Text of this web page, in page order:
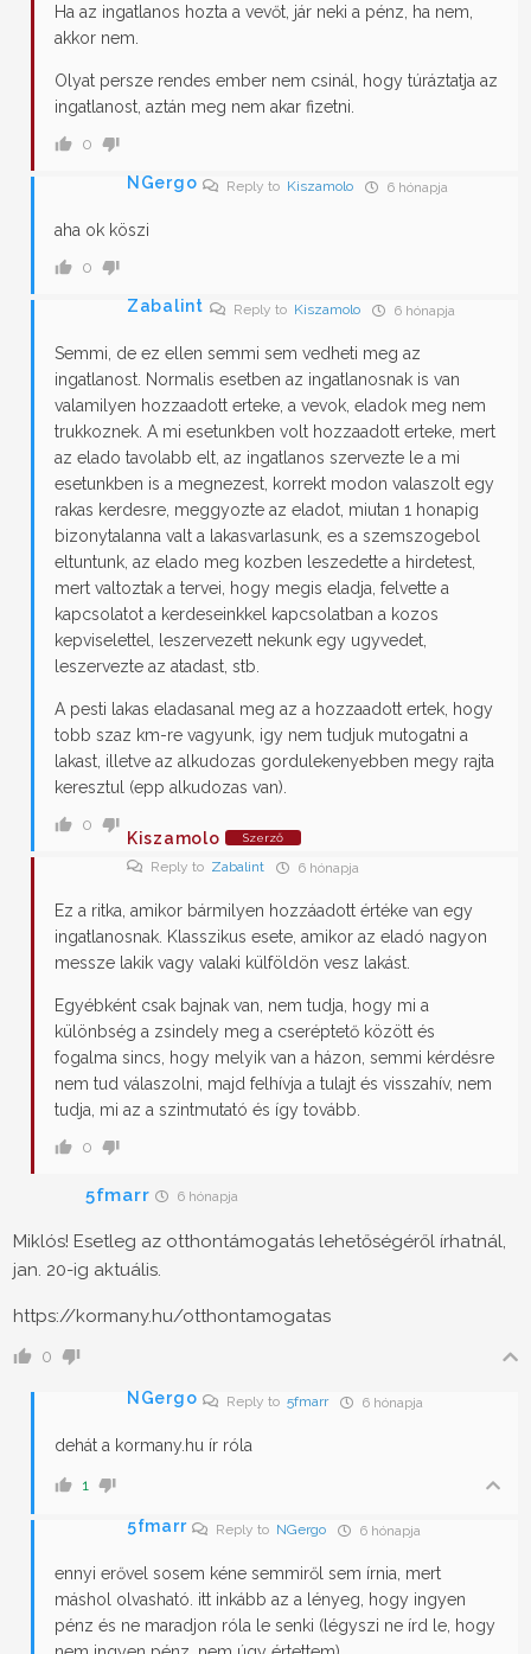
Ha az ingatlanos hozta a vevőt, jár neki a pénz, ha nem,
akkor nem.
Olyat persze rendes ember nem csinál, hogy túráztatja az
ingatlanost, aztán meg nem akar fizetni.
0
NGergo Reply to Kiszamolo 6 hónapja
aha ok köszi
0
Zabalint Reply to Kiszamolo 6 hónapja
Semmi, de ez ellen semmi sem vedheti meg az
ingatlanost. Normalis esetben az ingatlanosnak is van
valamilyen hozzaadott erteke, a vevok, eladok meg nem
trukkoznek. A mi esetunkben volt hozzaadott erteke, mert
az elado tavolabb elt, az ingatlanos szervezte le a mi
esetunkben is a megnezest, korrekt modon valaszolt egy
rakas kerdesre, meggyozte az eladot, miutan 1 honapig
bizonytalanna valt a lakasvarlasunk, es a szemszogebol
eltuntunk, az elado meg kozben leszedette a hirdetest,
mert valtoztak a tervei, hogy megis eladja, felvette a
kapcsolatot a kerdeseinkkel kapcsolatban a kozos
kepviselettel, leszervezett nekunk egy ugyvedet,
leszervezte az atadast, stb.
A pesti lakas eladasanal meg az a hozzaadott ertek, hogy
tobb szaz km-re vagyunk, igy nem tudjuk mutogatni a
lakast, illetve az alkudozas gordulekenyebben megy rajta
keresztul (epp alkudozas van).
0
Kiszamolo Szerző
Reply to Zabalint 6 hónapja
Ez a ritka, amikor bármilyen hozzáadott értéke van egy
ingatlanosnak. Klasszikus esete, amikor az eladó nagyon
messze lakik vagy valaki külföldön vesz lakást.
Egyébként csak bajnak van, nem tudja, hogy mi a
különbség a zsindely meg a cseréptető között és
fogalma sincs, hogy melyik van a házon, semmi kérdésre
nem tud válaszolni, majd felhívja a tulajt és visszahív, nem
tudja, mi az a szintmutató és így tovább.
0
5fmarr 6 hónapja
Miklós! Esetleg az otthontámogatás lehetőségéről írhatnál,
jan. 20-ig aktuális.
https://kormany.hu/otthontamogatas
0
NGergo Reply to5fmarr 6 hónapja
dehát a kormany.hu ír róla
1
5fmarr Reply to NGergo 6 hónapja
ennyi erővel sosem kéne semmiről sem írnia, mert
máshol olvasható. itt inkább az a lényeg, hogy ingyen
pénz és ne maradjon róla le senki (légyszi ne írd le, hogy